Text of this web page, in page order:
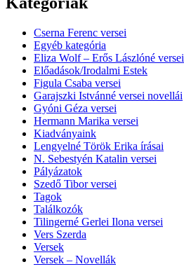
Cserna Ferenc versei
Egyéb kategória
Eliza Wolf – Erős Lászlóné versei
Előadások/Irodalmi Estek
Figula Csaba versei
Garajszki Istvánné versei novellái
Gyóni Géza versei
Hermann Marika versei
Kiadványaink
Lengyelné Török Erika írásai
N. Sebestyén Katalin versei
Pályázatok
Szedő Tibor versei
Tagok
Találkozók
Tilingerné Gerlei Ilona versei
Vers Szerda
Versek
Versek – Novellák